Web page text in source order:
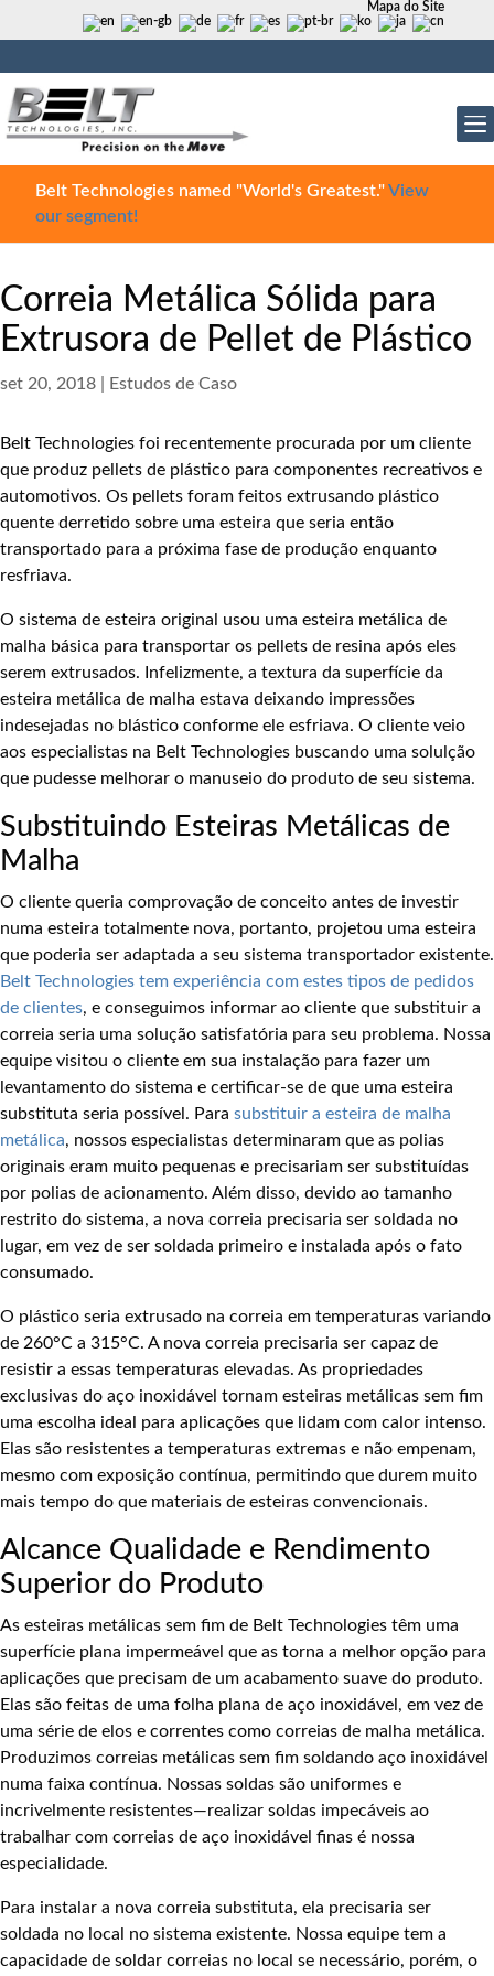
Mapa do Site
Belt Technologies named "World's Greatest."View
our segment!
Correia Metálica Sólida para
Extrusora de Pellet de Plástico
set 20, 2018 Estudos de Caso
Belt Technologies foi recentemente procurada por um cliente
que produz pellets de plástico para componentes recreativos e
automotivos. Os pellets foram feitos extrusando plástico
quente derretido sobre uma esteira que seria então
transportado para a próxima fase de produção enquanto
resfriava.
O sistema de esteira original usou uma esteira metálica de
malha básica para transportar os pellets de resina após eles
serem extrusados. Infelizmente, a textura da superfície da
esteira metálica de malha estava deixando impressões
indesejadas no blástico conforme ele esfriava. O cliente veio
aos especialistas na Belt Technologies buscando uma solulção
que pudesse melhorar o manuseio do produto de seu sistema.
Substituindo Esteiras Metálicas de
Malha
O cliente queria comprovação de conceito antes de investir
numa esteira totalmente nova, portanto, projetou uma esteira
que poderia ser adaptada a seu sistema transportador existente.
Belt Technologies tem experiência com estes tipos de pedidos
de clientes, e conseguimos informar ao cliente que substituir a
correia seria uma solução satisfatória para seu problema. Nossa
equipe visitou o cliente em sua instalação para fazer um
levantamento do sistema e certificar-se de que uma esteira
substituta seria possível. Para substituir a esteira de malha
metálica, nossos especialistas determinaram que as polias
originais eram muito pequenas e precisariam ser substituídas
por polias de acionamento. Além disso, devido ao tamanho
restrito do sistema, a nova correia precisaria ser soldada no
lugar, em vez de ser soldada primeiro e instalada após o fato
consumado.
O plástico seria extrusado na correia em temperaturas variando
de 260°C a 315°C. A nova correia precisaria ser capaz de
resistir a essas temperaturas elevadas. As propriedades
exclusivas do aço inoxidável tornam esteiras metálicas sem fim
uma escolha ideal para aplicações que lidam com calor intenso.
Elas são resistentes a temperaturas extremas e não empenam,
mesmo com exposição contínua, permitindo que durem muito
mais tempo do que materiais de esteiras convencionais.
Alcance Qualidade e Rendimento
Superior do Produto
As esteiras metálicas sem fim de Belt Technologies têm uma
superfície plana impermeável que as torna a melhor opção para
aplicações que precisam de um acabamento suave do produto.
Elas são feitas de uma folha plana de aço inoxidável, em vez de
uma série de elos e correntes como correias de malha metálica.
Produzimos correias metálicas sem fim soldando aço inoxidável
numa faixa contínua. Nossas soldas são uniformes e
incrivelmente resistentes—realizar soldas impecáveis ao
trabalhar com correias de aço inoxidável finas é nossa
especialidade.
Para instalar a nova correia substituta, ela precisaria ser
soldada no local no sistema existente. Nossa equipe tem a
capacidade de soldar correias no local se necessário, porém, o